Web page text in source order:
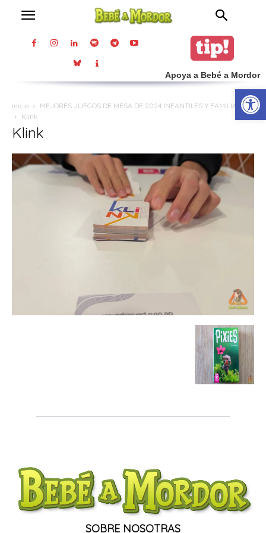
Apoya a Bebé a Mordor
Inicio
MEJORES JUEGOS DE MESA DE 2024 INFANTILES Y FAMILIARES
Klink
Klink
SOBRE NOSOTRAS